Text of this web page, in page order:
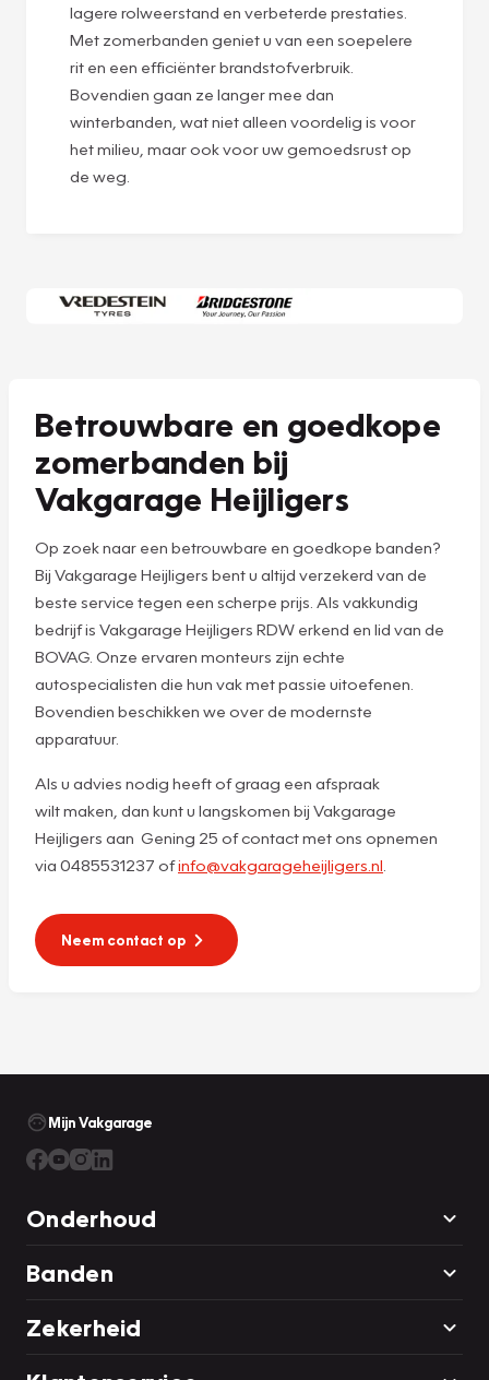
lagere rolweerstand en verbeterde prestaties.
Met zomerbanden geniet u van een soepelere
rit en een efficiënter brandstofverbruik.
Bovendien gaan ze langer mee dan
winterbanden, wat niet alleen voordelig is voor
het milieu, maar ook voor uw gemoedsrust op
de weg.
Betrouwbare en goedkope
zomerbanden bij
Vakgarage Heijligers
Op zoek naar een betrouwbare en goedkope banden?
Bij Vakgarage Heijligers bent u altijd verzekerd van de
beste service tegen een scherpe prijs. Als vakkundig
bedrijf is Vakgarage Heijligers RDW erkend en lid van de
BOVAG. Onze ervaren monteurs zijn echte
autospecialisten die hun vak met passie uitoefenen.
Bovendien beschikken we over de modernste
apparatuur.
Als u advies nodig heeft of graag een afspraak
wilt maken, dan kunt u langskomen bij Vakgarage
Heijligers aan Gening 25 of contact met ons opnemen
via 0485531237 ofinfo@vakgarageheijligers.nl
Neem contact op
Mijn Vakgarage
Onderhoud
Banden
Zekerheid